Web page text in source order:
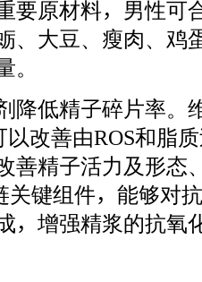
要原材料，男性可
、大豆、瘦肉、鸡
。
降低精子碎片率。
改善由ROS和脂
善精子活力及形态
关键组件，能够对
，增强精浆的抗氧